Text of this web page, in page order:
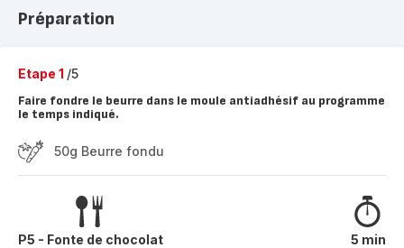
Préparation
Etape 1 /5
Faire fondre le beurre dans le moule antiadhésif au programme
le temps indiqué.
50g Beurre fondu
P5 - Fonte de chocolat 5 min